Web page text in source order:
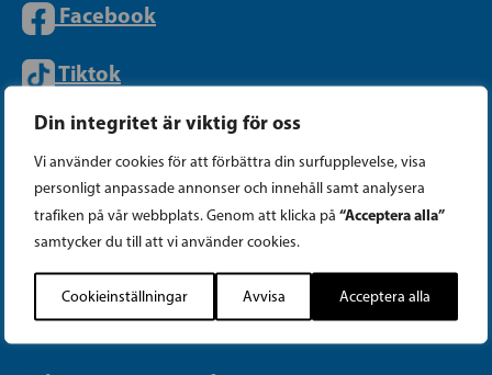
Din integritet är viktig för oss
Vi använder cookies för att förbättra din surfupplevelse, visa
personligt anpassade annonser och innehåll samt analysera
trafiken på vår webbplats. Genom att klicka på “Acceptera alla”
samtycker du till att vi använder cookies.
Cookieinställningar Avvisa Acceptera alla
Facebook
Tiktok
PARTIKANSLIET
Telefon (09) 693 070
Georgsgatan 27, 00100 Helsingfors
info@sfp.fi